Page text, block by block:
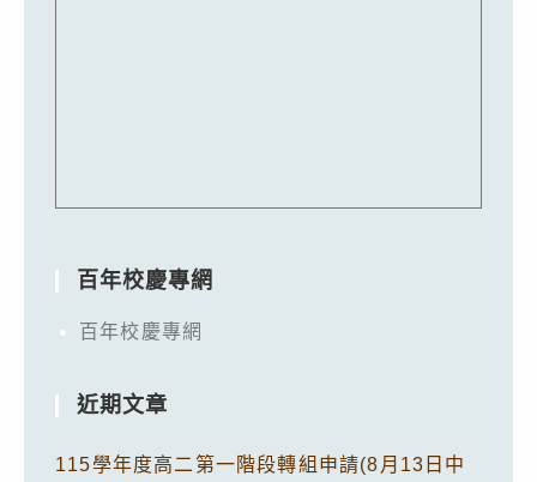
百年校慶專網
百年校慶專網
近期文章
115學年度高二第一階段轉組申請(8月13日中